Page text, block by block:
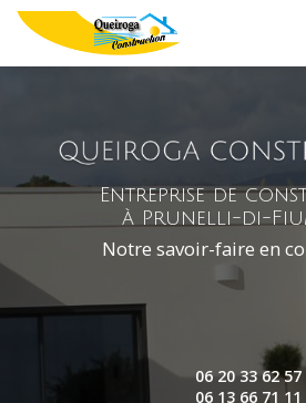
Aller
principal
Entreprise de
à Prunelli-di-
Notre savoir-faire en
06 20 33 62 57
06 13 66 71 11